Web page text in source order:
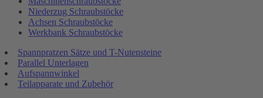
Niederzug Schraubstöcke
Achsen Schraubstöcke
Werkbank Schraubstöcke
Spannpratzen Sätze und T-Nutensteine
Parallel Unterlagen
Aufspannwinkel
Teilapparate und Zubehör